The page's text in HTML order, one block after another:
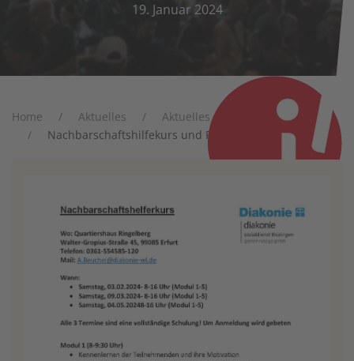
19. Januar 2024
Home Aktuelles Aktuelles
Nachrichten
Nachbarschaftshilfekurs und Pflegekaffee